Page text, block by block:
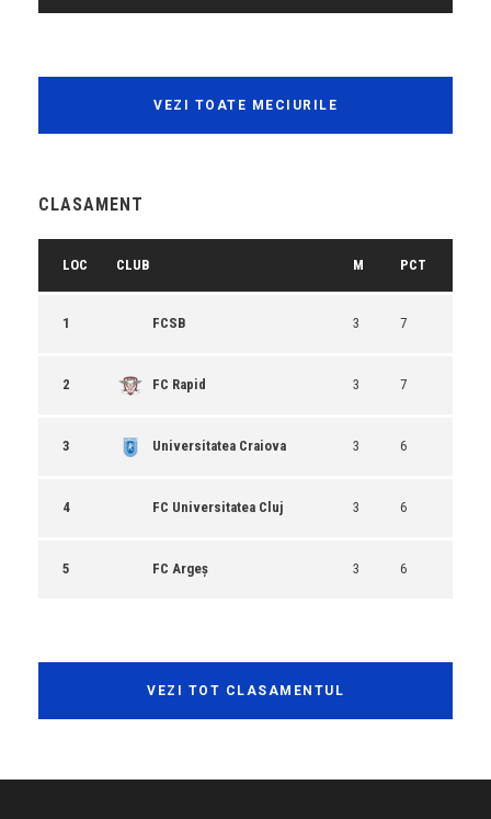
VEZI TOATE MECIURILE
CLASAMENT
LOC CLUB M PCT
1 FCSB 3 7
2 FC Rapid 3 7
3 Universitatea Craiova 3 6
4 FC Universitatea Cluj 3 6
5 FC Argeș 3 6
VEZI TOT CLASAMENTUL